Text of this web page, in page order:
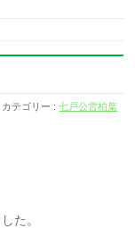
カテゴリー :七戸公営柏葉
た。